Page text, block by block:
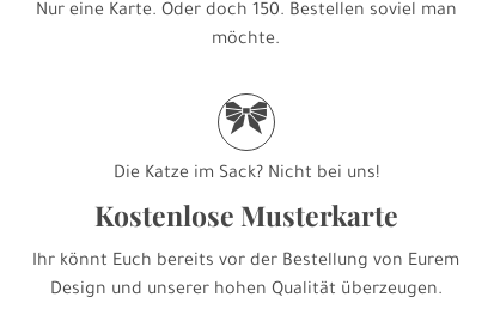
Nur eine Karte. Oder doch 150. Bestellen soviel man
möchte.
r
Die Katze im Sack? Nicht bei uns!
Kostenlose Musterkarte
Ihr könnt Euch bereits vor der Bestellung von Eurem
Design und unserer hohen Qualität überzeugen.